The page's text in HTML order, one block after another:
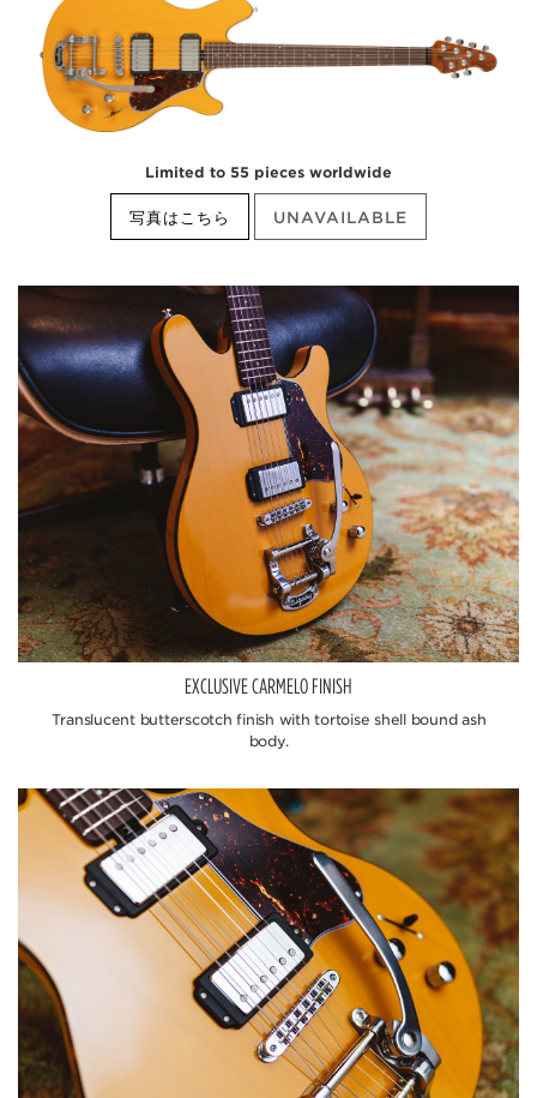
Limited to 55 pieces worldwide
写真はこちら UNAVAILABLE
EXCLUSIVE CARMELO FINISH
Translucent butterscotch finish with tortoise shell bound ash
body.